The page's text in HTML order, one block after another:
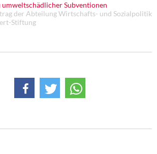
Stiftung
umweltschädlicher Subventionen
der Abteilung Wirtschafts- und Sozialpolitik
Stiftung